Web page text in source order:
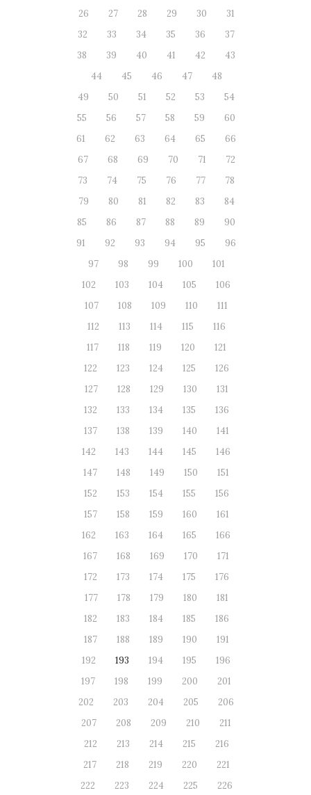
26
27 28 29 30
31
32
33 34 35 36
37
38
39 40 41 42
43
44
45 46 47
48
49
50 51 52 53
54
55
56 57 58 59
60
61
62 63 64 65
66
67
68 69 70 71
72
73
74 75 76 77
78
79
80 81 82 83
84
85
86 87 88 89
90
91
92 93 94 95
96
97
98 99 100
101
102
103 104 105
106
107
108 109 110
111
112
113 114 115
116
117
118 119 120
121
122
123 124 125
126
127
128 129 130
131
132
133 134 135
136
137
138 139 140
141
142
143 144 145
146
147
148 149 150
151
152
153 154 155
156
157
158 159 160
161
162
163 164 165
166
167
168 169 170
171
172
173 174 175
176
177
178 179 180
181
182
183 184 185
186
187
188 189 190
191
192
193 194 195
196
197
198 199 200
201
202
203 204 205
206
207
208 209 210
211
212
213 214 215
216
217
218 219 220
221
222
223 224 225
226